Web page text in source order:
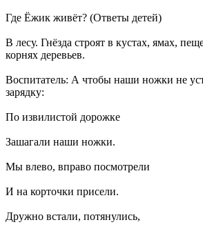
Где Ёжик живёт? (Ответы детей)
В лесу. Гнёзда строят в кустах, ямах,
корнях деревьев.
Воспитатель: А чтобы наши ножки не
зарядку:
По извилистой дорожке
Зашагали наши ножки.
Мы влево, вправо посмотрели
И на корточки присели.
Дружно встали, потянулись,